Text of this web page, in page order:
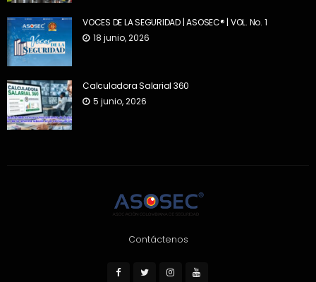
VOCES DE LA SEGURIDAD | ASOSEC® | VOL. No. 1
18 junio, 2026
Calculadora Salarial 360
5 junio, 2026
Contáctenos